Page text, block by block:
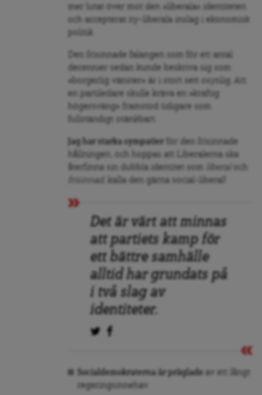
mer lutat över mot den »liberala« identiteten
och accepterat ny-liberala inslag i ekonomisk
Den frisinnade falangen som för ett antal
decennier sedan kunde beskriva sig som
»borgerlig vänster« är i stort sett osynlig. Att
en partiledare skulle kräva en »kraftig
högersväng« framstod tidigare som
fullständigt otänkbart.
Jag har starka sympatier för den frisinnade
hållningen, och hoppas att Liberalerna ska
återfinna sin dubbla identitet som
liberal
frisinnad
, kalla den gärna social-liberal!
Det är värt att minnas
att partiets kamp för
ett bättre samhälle
alltid har grundats på
i två slag av
identiteter.
Socialdemokraterna är präglade av ett långt
regeringsinnehav.